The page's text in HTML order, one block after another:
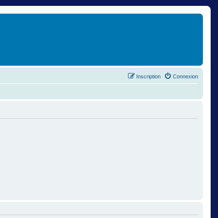
Connexion
Inscription